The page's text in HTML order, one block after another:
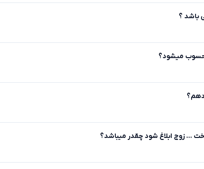
باشد ؟
محسوب میشود؟
دهم؟
... زوج ابلاغ شود چقدر میباشد؟